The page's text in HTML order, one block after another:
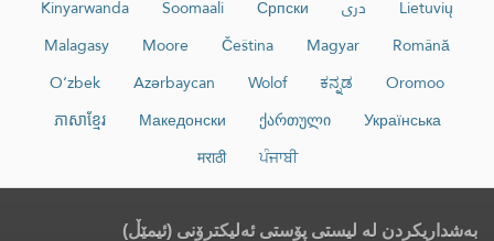
Lietuvių
دری Српски
Soomaali
Kinyarwanda
Română
Magyar
Čeština
Moore
Malagasy
Oromoo
ಕನ್ನಡ
Wolof
Azərbaycan
O‘zbek
Українська
ქართული
Македонски
ភាសាខ្មែរ
ਪੰਜਾਬੀ
मराठी
بەشداریکردن لە لیستی پۆستی ئەلیکترۆنی (ئیمێڵ)